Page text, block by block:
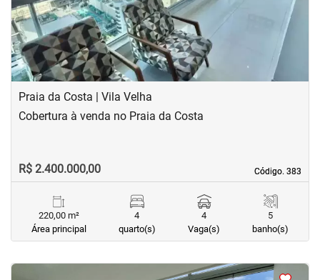
Praia da Costa | Vila Velha
Código. 383
Código. 383
Cobertura à venda no Praia da Costa
R$ 2.400.000,00
220,00 m²
Área principal
4
quarto(s)
4
Vaga(s)
5
banho(s)
<